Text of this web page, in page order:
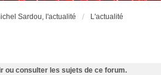
Sardou, l'actualité L'actualité
ou consulter les sujets de ce forum.